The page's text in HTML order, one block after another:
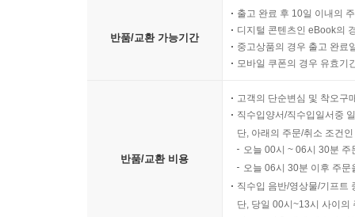
반품/교환 가능기간
출고 완료 후 10일 이내의
디지털 콘텐츠인 eBook의
중고상품의 경우 출고 완료
모바일 쿠폰의 경우 유효기
반품/교환 비용
고객의 단순변심 및 착오구
직수입양서/직수입일서중
단, 아래의 주문/취소 조건
오늘 00시 ~ 06시 30분
오늘 06시 30분 이후 주
직수입 음반/영상물/기프트
단, 당일 00시~13시 사이의